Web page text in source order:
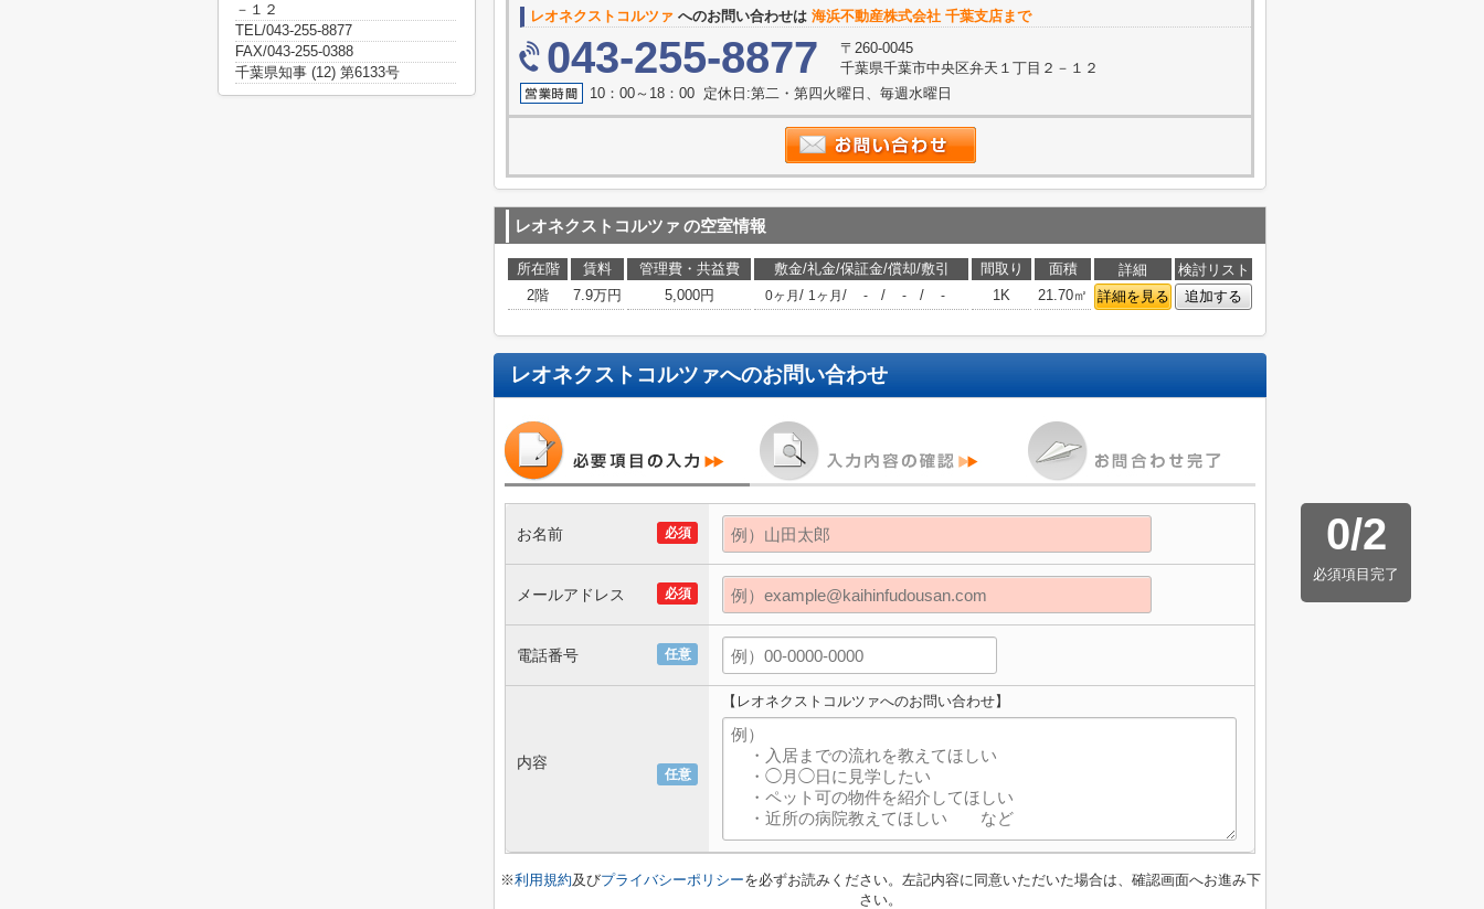
レオネクストコルツァ へのお問い合わせは 海浜不動産株式会社 千葉支店まで
043-255-8877
〒260-0045
千葉県千葉市中央区弁天１丁目２－１２
10：00～18：00 定休日:第二・第四火曜日、毎週水曜日
レオネクストコルツァ の空室情報
所在階 賃料 管理費・共益費 敷金/礼金/保証金/償却/敷引 間取り 面積 詳細
検討リスト
2階
7.9万円 5,000円 0ヶ月 / 1ヶ月 / - / - / - 1K 21.70㎡ 詳細を見る 追加する
レオネクストコルツァへのお問い合わせ
0/2
必須項目完了
必須
お名前
必須
メールアドレス
任意
電話番号
任意
内容
【レオネクストコルツァへのお問い合わせ】
※利用規約及びプライバシーポリシーを必ずお読みください。左記内容に同意いただいた場合は、確認画面へお進み下
さい。
－１２
TEL/043-255-8877
FAX/043-255-0388
千葉県知事 (12) 第6133号